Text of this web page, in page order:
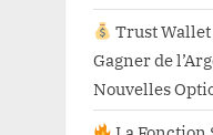
Trust
Gagner de
Nouvelles